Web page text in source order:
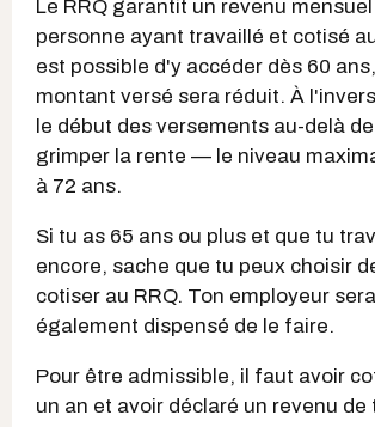
Le RRQ garantit un revenu
personne ayant travaillé et cotisé
est possible d'y accéder dès 60
montant versé sera réduit. À
le début des versements au-delà
grimper la rente — le niveau
à 72 ans.
Si tu as 65 ans ou plus et que tu
encore, sache que tu peux choisir
cotiser au RRQ. Ton employeur
également dispensé de le faire.
Pour être admissible, il faut avoir
un an et avoir déclaré un revenu de